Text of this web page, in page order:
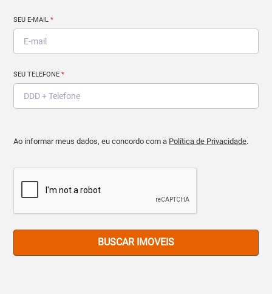
SEU E-MAIL*
SEU TELEFONE*
Ao informar meus dados, eu concordo com a Política de Privacidade.
BUSCAR IMOVEIS